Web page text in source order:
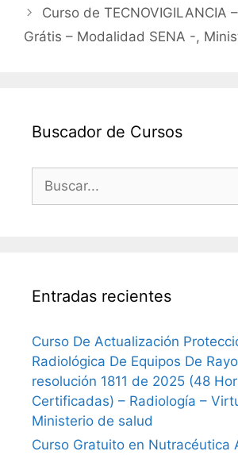
Curso de TECNOVIGILANCIA
Grátis – Modalidad SENA -,
Buscador de Cursos
Entradas recientes
Curso De Actualización
Radiológica De Equipos De
resolución 1811 de 2025 (48
Certificadas) – Radiología –
Ministerio de salud
Curso Gratuito en Nutracéutica